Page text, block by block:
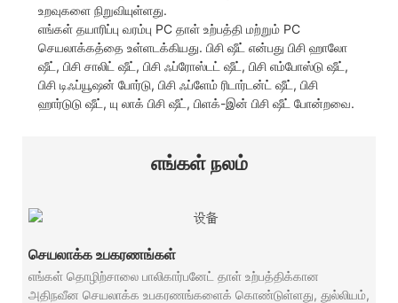
உறவுகளை நிறுவியுள்ளது.
எங்கள் தயாரிப்பு வரம்பு PC தாள் உற்பத்தி மற்றும் PC
செயலாக்கத்தை உள்ளடக்கியது. பிசி ஷீட் என்பது பிசி ஹாலோ
ஷீட், பிசி சாலிட் ஷீட், பிசி ஃப்ரோஸ்டட் ஷீட், பிசி எம்போஸ்டு ஷீட்,
பிசி டிஃப்யூஷன் போர்டு, பிசி ஃப்ளேம் ரிடார்டன்ட் ஷீட், பிசி
ஹார்டுடு ஷீட், யு லாக் பிசி ஷீட், பிளக்-இன் பிசி ஷீட் போன்றவை.
எங்கள் நலம்
செயலாக்க உபகரணங்கள்
எங்கள் தொழிற்சாலை பாலிகார்பனேட் தாள் உற்பத்திக்கான
அதிநவீன செயலாக்க உபகரணங்களைக் கொண்டுள்ளது, துல்லியம்,